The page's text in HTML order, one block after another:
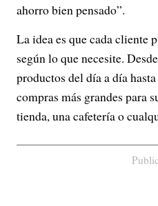
ahorro bien pensado”.
La idea es que cada cliente
según lo que necesite.
productos del día a día
compras más grandes para
tienda, una cafetería o